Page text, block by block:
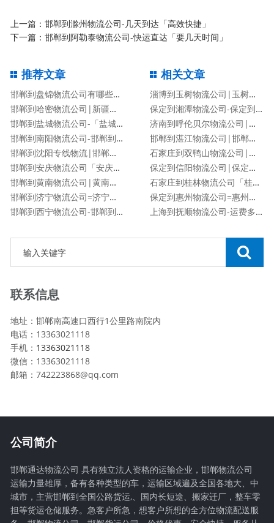
上一篇：邯郸到滁州物流公司-几天到达「高效快捷」
下一篇：邯郸到阿勒泰物流公司-快运直达「要几天时间」
推荐文章
邯郸到盘锦物流公司有哪些专线
邯郸到哈密物流公司|新疆专线
邯郸到盐城物流公司-「盐城专线」
邯郸到南阳物流公司-邯郸到南阳货运专线
邯郸到沈阳专线物流|邯郸到沈阳物流公司
邯郸到安庆物流公司「安庆专线」
邯郸到黄南物流公司|黄南专线
邯郸到济宁物流公司=济宁专线
邯郸到西宁物流公司-邯郸到西宁货运专线
相关文章
淄博到玉树物流公司|玉树专线
保定到湘潭物流公司-保定到湘潭货运专线
济南到呼伦贝尔物流公司|济南到呼伦贝尔物流专线
邯郸到湛江物流公司|邯郸到湛江物流专线
石家庄到双鸭山物流公司|石家庄到双鸭山货运专线
保定到信阳物流公司|保定到信阳物流专线
石家庄到桂林物流公司「桂林专线」
保定到惠州物流公司=惠州专线
上海到抚顺物流公司-运费多少「服务周到」
联系信息
地址：邯郸南高速口西行1公里路南院内
电话：13363021118
手机： 13363021118
微信：13363021118
邮箱：742223868@qq.com
公司简介
邯郸通达物流公司 具有独立法人资格的运输企业，邯郸物流公司
运输力量雄厚，备有各种类型的车，运输区域遍及全国各地大、中
城市，主营邯郸到全国公路货运,、国内长短途、搬家迁厂，整车零
担等货运仓储服务。急客户所急，想客户所想的全方位物流配送服